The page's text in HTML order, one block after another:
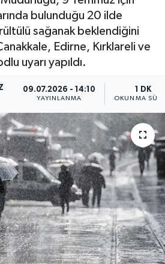
bulunduğu 20 ilde
sağanak beklendiğini
Edirne, Kırklareli ve
uyarı yapıldı.
09.07.2026 - 14:10
YAYINLANMA
1 DK
OKUNMA